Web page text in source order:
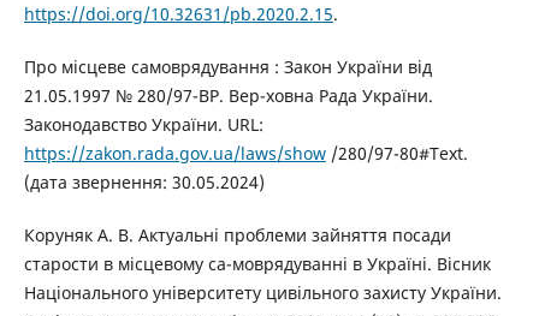
https://doi.org/10.32631/pb.2020.2.15.
Про місцеве самоврядування : Закон України від
21.05.1997 № 280/97-ВР. Вер-ховна Рада України.
Законодавство України. URL:
https://zakon.rada.gov.ua/laws/show/280/97-80#Text.
(дата звернення: 30.05.2024)
Коруняк А. В. Актуальні проблеми зайняття посади
старости в місцевому са-моврядуванні в Україні. Вісник
Національного університету цивільного захисту України.